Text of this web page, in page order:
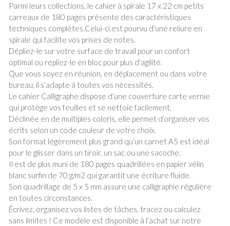
Parmi leurs collections, le cahier à spirale 17 x 22 cm petits
carreaux de 180 pages présente des caractéristiques
techniques complètes.Celui-ci est pourvu d’une reliure en
spirale qui facilite vos prises de notes.
Dépliez-le sur votre surface de travail pour un confort
optimal ou repliez-le en bloc pour plus d’agilité.
Que vous soyez en réunion, en déplacement ou dans votre
bureau, il s’adapte à toutes vos nécessités.
Le cahier Calligraphe dispose d’une couverture carte vernie
qui protège vos feuilles et se nettoie facilement.
Déclinée en de multiples coloris, elle permet d’organiser vos
écrits selon un code couleur de votre choix.
Son format légèrement plus grand qu’un carnet A5 est idéal
pour le glisser dans un tiroir, un sac ou une sacoche.
Il est de plus muni de 180 pages quadrillées en papier vélin
blanc surfin de 70 g/m2 qui garantit une écriture fluide.
Son quadrillage de 5 x 5 mm assure une calligraphie régulière
en toutes circonstances.
Écrivez, organisez vos listes de tâches, tracez ou calculez
sans limites ! Ce modèle est disponible à l’achat sur notre